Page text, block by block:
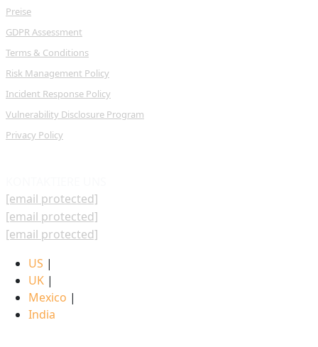
Preise
GDPR Assessment
Terms & Conditions
Risk Management Policy
Incident Response Policy
Vulnerability Disclosure Program
Privacy Policy
[email protected]
[email protected]
[email protected]
US |
UK |
Mexico |
India